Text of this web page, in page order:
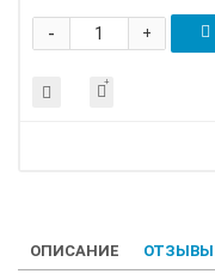
+
-
ОПИСАНИЕ ОТЗЫВЫ